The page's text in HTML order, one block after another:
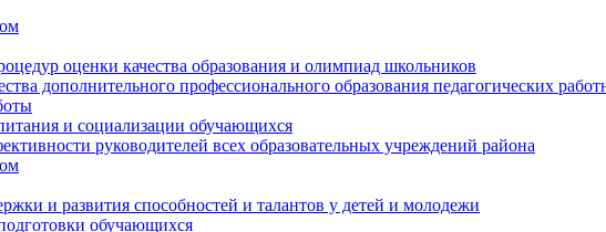
оценки качества образования и олимпиад школьников
дополнительного профессионального образования педагогических
и социализации обучающихся
руководителей всех образовательных учреждений района
и развития способностей и талантов у детей и молодежи
обучающихся